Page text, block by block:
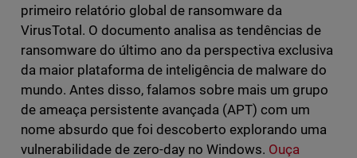
primeiro relatório global de ransomware da
VirusTotal. O documento analisa as tendências de
ransomware do último ano da perspectiva exclusiva
da maior plataforma de inteligência de malware do
mundo. Antes disso, falamos sobre mais um grupo
de ameaça persistente avançada (APT) com um
nome absurdo que foi descoberto explorando uma
vulnerabilidade de zero-day no Windows. Ouça